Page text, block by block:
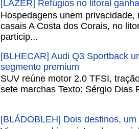
[LAZER] Refúgios no litoral
Hospedagens unem
casais A Costa dos Corais, no
particip...
[BLHECAR] Audi Q3 Sportback
segmento premium
SUV reúne motor 2.0 TFSI,
sete marchas Texto: Sérgio Dias
[BLÁDOBLEH] Dois destinos,